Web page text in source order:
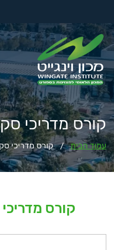
קורס מדריכי
עמוד הבית / קורס מדריכי
קורס